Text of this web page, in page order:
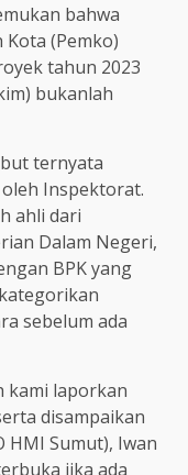
bahwa
(Pemko)
tahun 2023
bukanlah
ternyata
Inspektorat.
ahli dari
Dalam Negeri,
BPK yang
sebelum ada
kami laporkan
disampaikan
HMI Sumut), Iwan
jika ada